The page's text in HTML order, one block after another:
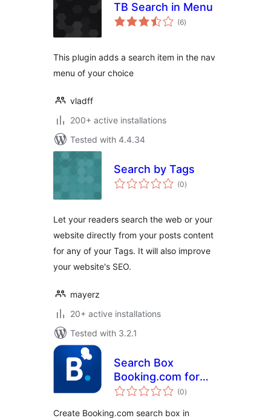
TB Search in Menu
(6total
ratings
)
This plugin adds a search item in the nav
menu of your choice
vladff
200+ active installations
Tested with 4.4.34
Search by Tags
(0total
ratings
)
Let your readers search the web or your
website directly from your posts content
for any of your Tags. It will also improve
your website's SEO.
mayerz
20+ active installations
Tested with 3.2.1
Search Box
Booking.com for
WPBakery Page
(0total
ratings
)
Create Booking.com search box in